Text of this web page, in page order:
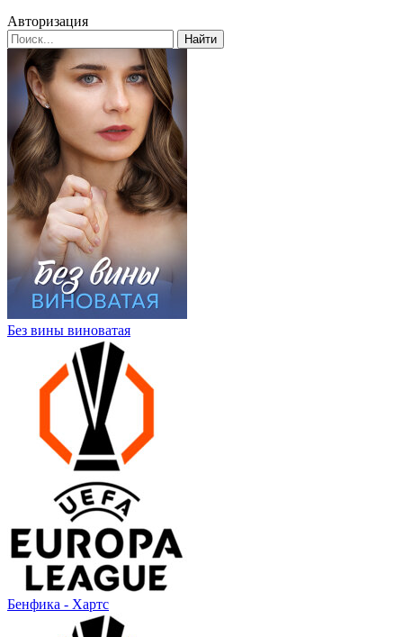
Авторизация
Найти
Без вины виноватая
Бенфика - Хартс